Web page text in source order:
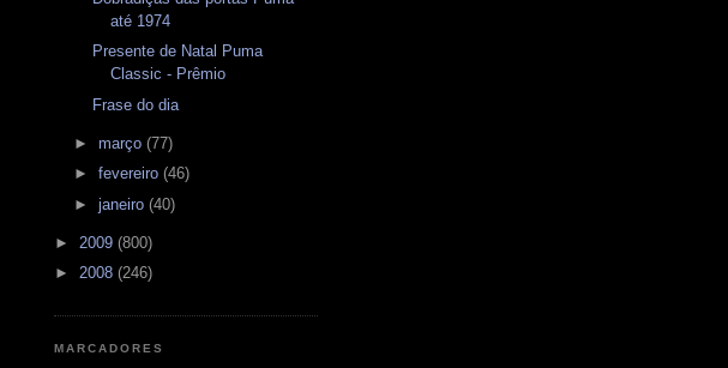
até 1974
Presente de Natal Puma
Classic - Prêmio
Frase do dia
► março (77)
► fevereiro (46)
► janeiro (40)
► 2009 (800)
► 2008 (246)
MARCADORES